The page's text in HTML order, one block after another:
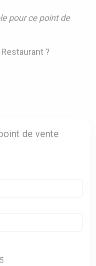
pour ce point de
?
de vente
5